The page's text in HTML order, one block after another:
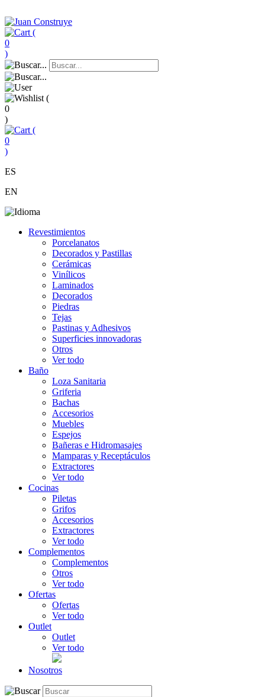
(
0
)
(
0
)
(
0
)
ES
EN
Revestimientos
Porcelanatos
Decorados y Pastillas
Cerámicas
Vinílicos
Laminados
Decorados
Piedras
Tejas
Pastinas y Adhesivos
Superficies innovadoras
Otros
Ver todo
Baño
Loza Sanitaria
Griferia
Bachas
Accesorios
Muebles
Espejos
Bañeras e Hidromasajes
Mamparas y Receptáculos
Extractores
Ver todo
Cocinas
Piletas
Grifos
Accesorios
Extractores
Ver todo
Complementos
Complementos
Otros
Ver todo
Ofertas
Ofertas
Ver todo
Outlet
Outlet
Ver todo
Nosotros